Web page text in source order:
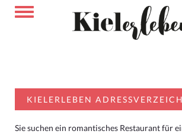
KIELERLEBEN
Sie suchen ein romantisches Restaurant für